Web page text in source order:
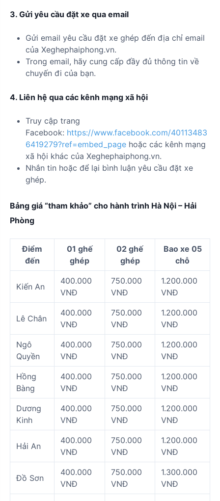
3. Gửi yêu cầu đặt xe qua email
Gửi email yêu cầu đặt xe ghép đến địa chỉ email
của Xeghephaiphong.vn.
Trong email, hãy cung cấp đầy đủ thông tin về
chuyến đi của bạn.
4. Liên hệ qua các kênh mạng xã hội
Truy cập trang
Facebook: https://www.facebook.com/40113483
6419279?ref=embed_page hoặc các kênh mạng
xã hội khác của Xeghephaiphong.vn.
Nhắn tin hoặc để lại bình luận yêu cầu đặt xe
ghép.
Bảng giá “tham khảo” cho hành trình Hà Nội – Hải
Phòng
Điểm
đến
01 ghế
ghép
02 ghế
ghép
Bao xe 05
chỗ
Kiến An
400.000
VNĐ
750.000
VNĐ
1.200.000
VNĐ
Lê Chân
400.000
VNĐ
750.000
VNĐ
1.200.000
VNĐ
Ngô
Quyền
400.000
VNĐ
750.000
VNĐ
1.200.000
VNĐ
Hồng
Bàng
400.000
VNĐ
750.000
VNĐ
1.200.000
VNĐ
Dương
Kinh
400.000
VNĐ
750.000
VNĐ
1.200.000
VNĐ
Hải An
400.000
VNĐ
750.000
VNĐ
1.200.000
VNĐ
Đồ Sơn
400.000
VNĐ
750.000
VNĐ
1.300.000
VNĐ